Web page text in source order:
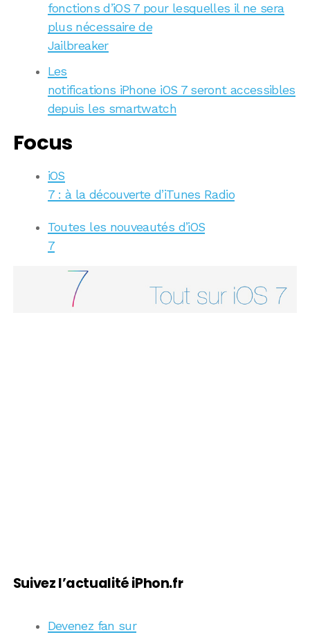
fonctions d’iOS 7 pour lesquelles il ne sera
plus nécessaire de
Jailbreaker
Les
notifications iPhone iOS 7 seront accessibles
depuis les smartwatch
Focus
iOS
7 : à la découverte d’iTunes Radio
Toutes les nouveautés d’iOS
7
Suivez l’actualité iPhon.fr
Devenez fan sur